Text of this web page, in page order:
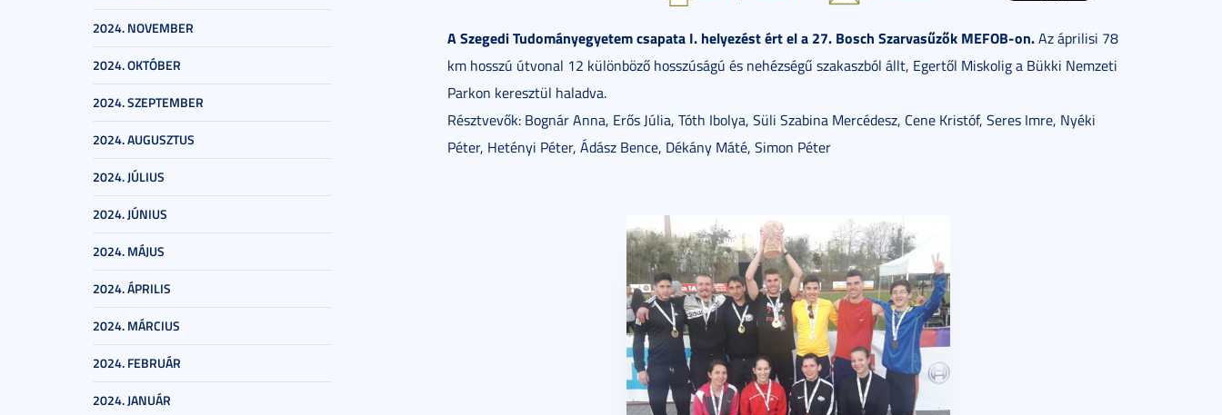
2024. NOVEMBER
2024. OKTÓBER
2024. SZEPTEMBER
2024. AUGUSZTUS
2024. JÚLIUS
2024. JÚNIUS
2024. MÁJUS
2024. ÁPRILIS
2024. MÁRCIUS
2024. FEBRUÁR
2024. JANUÁR
A Szegedi Tudományegyetem csapata I. helyezést ért el a 27. Bosch Szarvasűzők MEFOB-on.Az áprilisi 78
km hosszú útvonal 12 különböző hosszúságú és nehézségű szakaszból állt, Egertől Miskolig a Bükki Nemzeti
Parkon keresztül haladva.
Résztvevők: Bognár Anna, Erős Júlia, Tóth Ibolya, Süli Szabina Mercédesz, Cene Kristóf, Seres Imre, Nyéki
Péter, Hetényi Péter, Ádász Bence, Dékány Máté, Simon Péter